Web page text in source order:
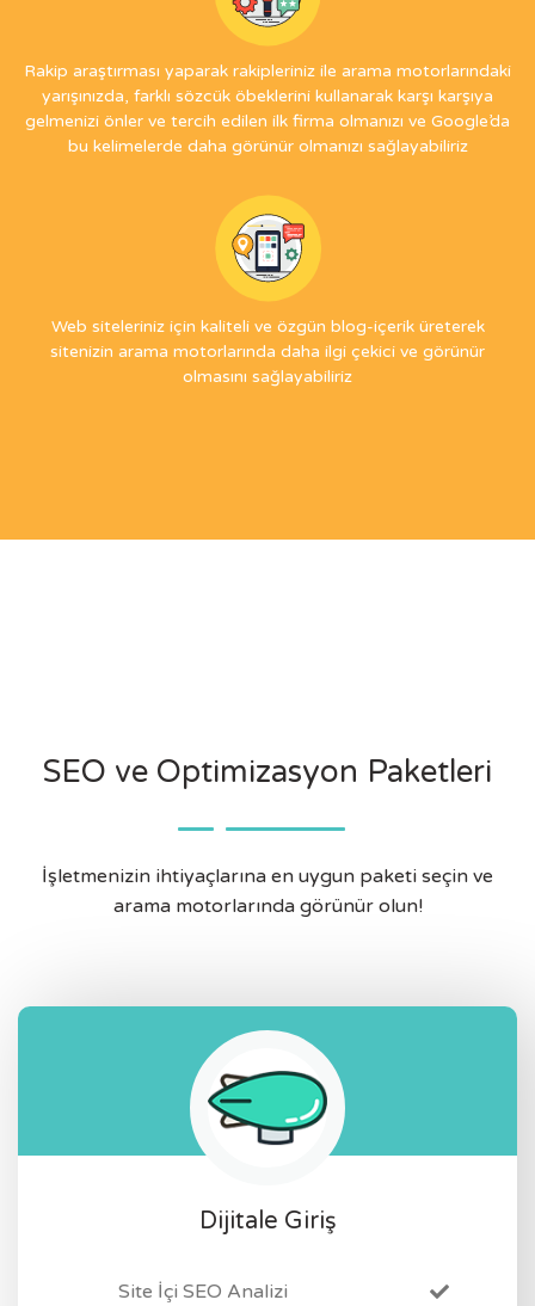
Rakip araştırması yaparak rakipleriniz ile arama motorlarındaki
yarışınızda, farklı sözcük öbeklerini kullanarak karşı karşıya
gelmenizi önler ve tercih edilen ilk firma olmanızı ve Google’da
bu kelimelerde daha görünür olmanızı sağlayabiliriz
Web siteleriniz için kaliteli ve özgün blog-içerik üreterek
sitenizin arama motorlarında daha ilgi çekici ve görünür
olmasını sağlayabiliriz
SEO ve Optimizasyon Paketleri
İşletmenizin ihtiyaçlarına en uygun paketi seçin ve
arama motorlarında görünür olun!
Dijitale Giriş
Site İçi SEO Analizi